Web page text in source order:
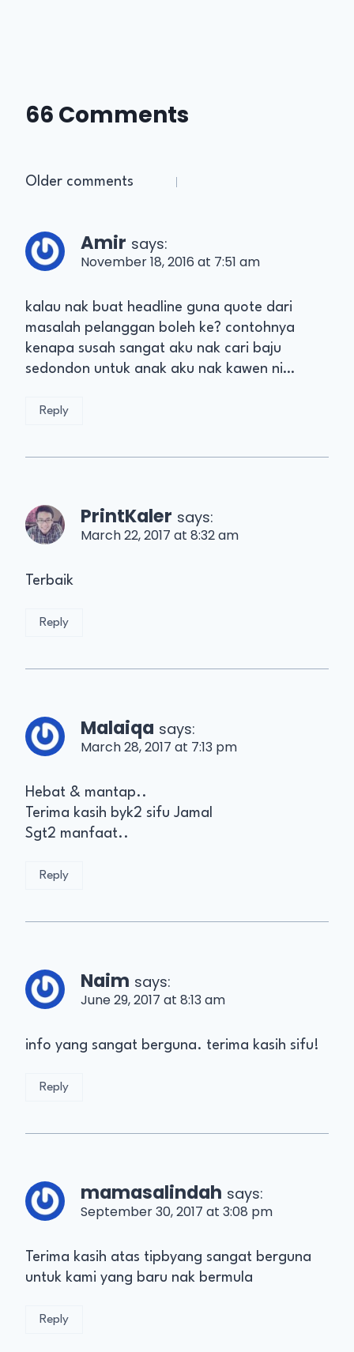
66 Comments
Older comments
Amir says:
November 18, 2016 at 7:51 am
kalau nak buat headline guna quote dari
masalah pelanggan boleh ke? contohnya
kenapa susah sangat aku nak cari baju
sedondon untuk anak aku nak kawen ni…
Reply
PrintKaler says:
March 22, 2017 at 8:32 am
Terbaik
Reply
Malaiqa says:
March 28, 2017 at 7:13 pm
Hebat & mantap..
Terima kasih byk2 sifu Jamal
Sgt2 manfaat..
Reply
Naim says:
June 29, 2017 at 8:13 am
info yang sangat berguna. terima kasih sifu!
Reply
mamasalindah says:
September 30, 2017 at 3:08 pm
Terima kasih atas tipbyang sangat berguna
untuk kami yang baru nak bermula
Reply